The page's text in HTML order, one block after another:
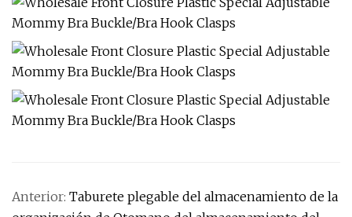
Anterior: Taburete plegable del almacenamiento de la